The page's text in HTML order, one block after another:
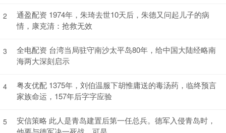
2
通盈配资 1974年，朱琦去世10天后，朱德又问起儿子的病
情，康克清：抢救无效
3
全电配资 台湾当局驻守南沙太平岛80年，给中国大陆经略南
海两大深刻启示
4
粤友优配 1375年，刘伯温服下胡惟庸送的毒汤药，临终预言
家族命运，157年后字字应验
5
安信策略 此人是青岛建置后第一任总兵。德军入侵青岛时，